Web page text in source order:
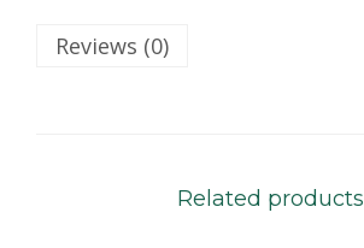
b
Reviews (0)
Related products